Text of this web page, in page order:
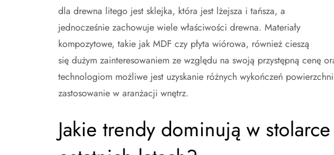
dla drewna litego jest sklejka, która jest lżejsza i tańsza, a
jednocześnie zachowuje wiele właściwości drewna. Materiały
kompozytowe, takie jak MDF czy płyta wiórowa, również cieszą
się dużym zainteresowaniem ze względu na swoją przystępną cenę
technologiom możliwe jest uzyskanie różnych wykończeń
zastosowanie w aranżacji wnętrz.
Jakie trendy dominują w